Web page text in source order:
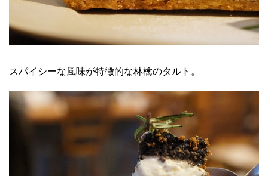
スパイシーな風味が特徴的な林檎のタルト。